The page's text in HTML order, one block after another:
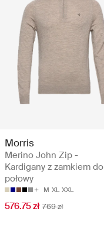
Morris
Merino John Zip -
Kardigany z zamkiem do
połowy
M XL XXL
576.75 zł 769 zł